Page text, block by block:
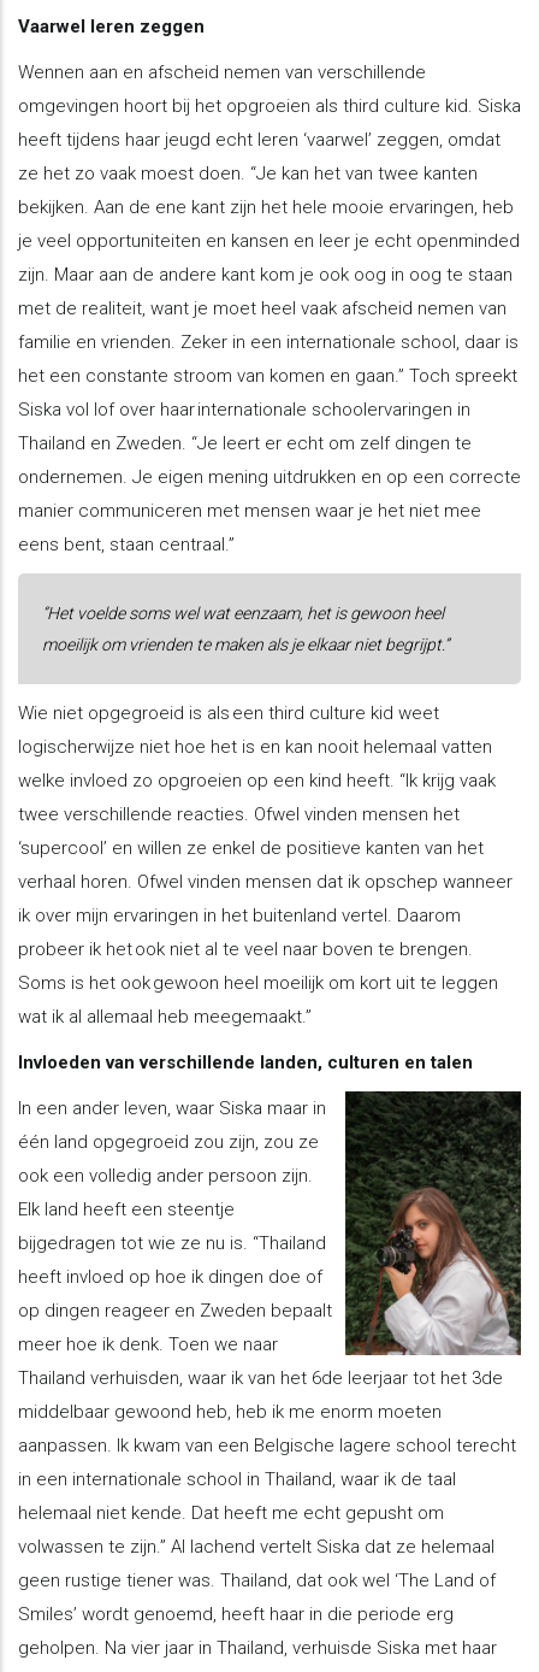
Vaarwel leren zeggen
Wennen aan en afscheid nemen van verschillende
omgevingen hoort bij het opgroeien als third culture kid. Siska
heeft tijdens haar jeugd echt leren ‘vaarwel’ zeggen, omdat
ze het zo vaak moest doen. “Je kan het van twee kanten
bekijken. Aan de ene kant zijn het hele mooie ervaringen, heb
je veel opportuniteiten en kansen en leer je echt openminded
zijn. Maar aan de andere kant kom je ook oog in oog te staan
met de realiteit, want je moet heel vaak afscheid nemen van
familie en vrienden. Zeker in een internationale school, daar is
het een constante stroom van komen en gaan.” Toch spreekt
Siska vol lof over haar internationale schoolervaringen in
Thailand en Zweden. “Je leert er echt om zelf dingen te
ondernemen. Je eigen mening uitdrukken en op een correcte
manier communiceren met mensen waar je het niet mee
eens bent, staan centraal.”
“Het voelde soms wel wat eenzaam, het is gewoon heel
moeilijk om vrienden te maken als je elkaar niet begrijpt.”
Wie niet opgegroeid is als een third culture kid weet
logischerwijze niet hoe het is en kan nooit helemaal vatten
welke invloed zo opgroeien op een kind heeft. “Ik krijg vaak
twee verschillende reacties. Ofwel vinden mensen het
‘supercool’ en willen ze enkel de positieve kanten van het
verhaal horen. Ofwel vinden mensen dat ik opschep wanneer
ik over mijn ervaringen in het buitenland vertel. Daarom
probeer ik het ook niet al te veel naar boven te brengen.
Soms is het ook gewoon heel moeilijk om kort uit te leggen
wat ik al allemaal heb meegemaakt.”
Invloeden van verschillende landen, culturen en talen
In een ander leven, waar Siska maar in
één land opgegroeid zou zijn, zou ze
ook een volledig ander persoon zijn.
Elk land heeft een steentje
bijgedragen tot wie ze nu is. “Thailand
heeft invloed op hoe ik dingen doe of
op dingen reageer en Zweden bepaalt
meer hoe ik denk. Toen we naar
Thailand verhuisden, waar ik van het 6de leerjaar tot het 3de
middelbaar gewoond heb, heb ik me enorm moeten
aanpassen. Ik kwam van een Belgische lagere school terecht
in een internationale school in Thailand, waar ik de taal
helemaal niet kende. Dat heeft me echt gepusht om
volwassen te zijn.” Al lachend vertelt Siska dat ze helemaal
geen rustige tiener was. Thailand, dat ook wel ‘The Land of
Smiles’ wordt genoemd, heeft haar in die periode erg
geholpen. Na vier jaar in Thailand, verhuisde Siska met haar